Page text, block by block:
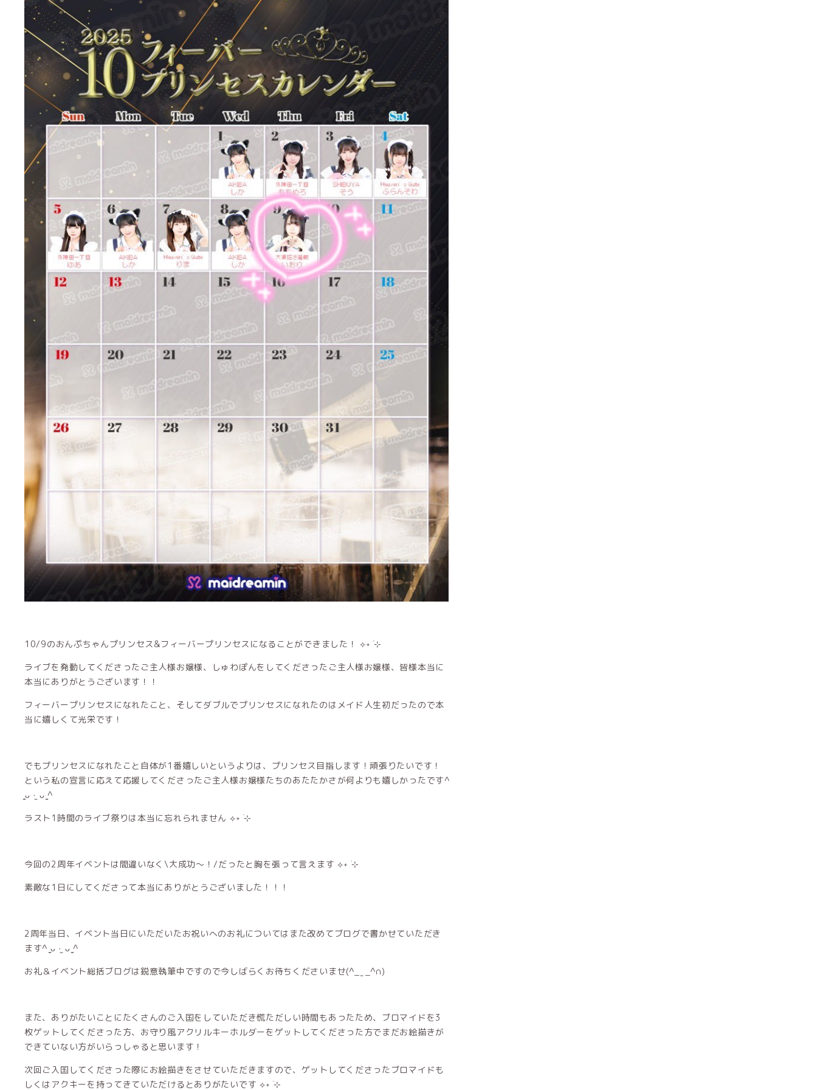
10/9のおんぷちゃんプリンセス&フィーバープリンセスになることができました！ ⟡˖ ࣪⊹
ライブを発動してくださったご主人様お嬢様、しゅわぽんをしてくださったご主人様お嬢様、皆様本当に
本当にありがとうございます！！
フィーバープリンセスになれたこと、そしてダブルでプリンセスになれたのはメイド人生初だったので本
当に嬉しくて光栄です！
でもプリンセスになれたこと自体が1番嬉しいというよりは、プリンセス目指します！頑張りたいです！
という私の宣言に応えて応援してくださったご主人様お嬢様たちのあたたかさが何よりも嬉しかったです^
̳ᴗ ·̫ ᴗ ̳^
ラスト1時間のライブ祭りは本当に忘れられません ⟡˖ ࣪⊹
今回の2周年イベントは間違いなく\大成功〜！/だったと胸を張って言えます ⟡˖ ࣪⊹
素敵な1日にしてくださって本当にありがとうございました！！！
2周年当日、イベント当日にいただいたお祝いへのお礼についてはまた改めてブログで書かせていただき
ます^ ̳ᴗ ·̫ ᴗ ̳^
お礼＆イベント総括ブログは鋭意執筆中ですので今しばらくお待ちくださいませ(^_ ̫ _^∩)
また、ありがたいことにたくさんのご入国をしていただき慌ただしい時間もあったため、ブロマイドを3
枚ゲットしてくださった方、お守り風アクリルキーホルダーをゲットしてくださった方でまだお絵描きが
できていない方がいらっしゃると思います！
次回ご入国してくださった際にお絵描きをさせていただきますので、ゲットしてくださったブロマイドも
しくはアクキーを持ってきていただけるとありがたいです ⟡˖ ࣪⊹